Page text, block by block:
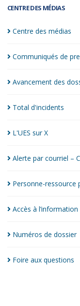
CENTRE DES MÉDIAS
Centre des médias
Communiqués de
Avancement des
Total d'incidents
L'UES surX
Alerte par courriel –
Personne-ressource
Accès à l’information
Numéros de dossier
Foire aux questions